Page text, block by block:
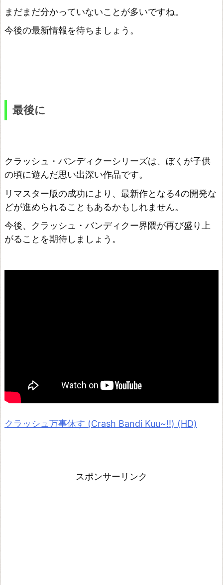
まだまだ分かっていないことが多いですね。
今後の最新情報を待ちましょう。
最後に
クラッシュ・バンディクーシリーズは、ぼくが子供
の頃に遊んだ思い出深い作品です。
リマスター版の成功により、最新作となる4の開発な
どが進められることもあるかもしれません。
今後、クラッシュ・バンディクー界隈が再び盛り上
がることを期待しましょう。
クラッシュ万事休す (Crash Bandi Kuu~!!) (HD)
スポンサーリンク